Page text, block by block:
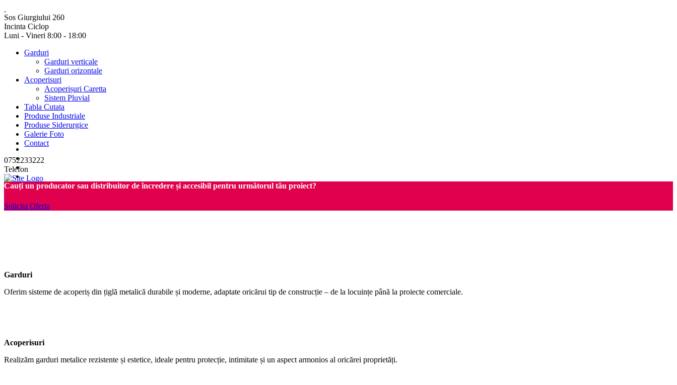
Sos Giurgiului 260
Incinta Ciclop
Luni - Vineri 8:00 - 18:00
Garduri
Garduri verticale
Garduri orizontale
Acoperisuri
Acoperișuri Caretta
Sistem Pluvial
Tabla Cutata
Produse Industriale
Produse Siderurgice
Galerie Foto
Contact
0752233222
Telefon
Cauți un producator sau distribuitor de încredere și accesibil pentru următorul tău proiect?
Solicita Oferta
Garduri
Oferim sisteme de acoperiș din țiglă metalică durabile și moderne, adaptate oricărui tip de construcție – de la locuințe până la proiecte comerciale.
Acoperisuri
Realizăm garduri metalice rezistente și estetice, ideale pentru protecție, intimitate și un aspect armonios al oricărei proprietăți.